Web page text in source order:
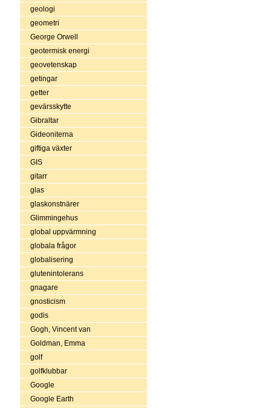
geologi
geometri
George Orwell
geotermisk energi
geovetenskap
getingar
getter
gevärsskytte
Gibraltar
Gideoniterna
giftiga växter
GIS
gitarr
glas
glaskonstnärer
Glimmingehus
global uppvärmning
globala frågor
globalisering
glutenintolerans
gnagare
gnosticism
godis
Gogh, Vincent van
Goldman, Emma
golf
golfklubbar
Google
Google Earth